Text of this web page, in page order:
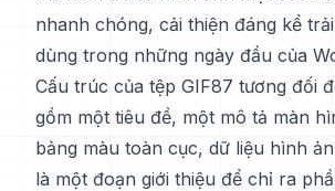
nhanh chóng, cải thiện đáng kể
dùng trong những ngày đầu của
Cấu trúc của tệp GIF87 tương đối
gồm một tiêu đề, một mô tả màn
bảng màu toàn cục, dữ liệu hình
là một đoạn giới thiệu để chỉ ra